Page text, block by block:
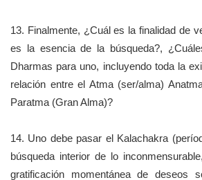
13. Finalmente, ¿Cuál es la finalidad de
es la esencia de la búsqueda?,
Dharmas para uno, incluyendo toda la
relación entre el Atma (ser/alma)
Paratma (Gran Alma)?
14. Uno debe pasar el Kalachakra
búsqueda interior de lo
gratificación momentánea de deseos